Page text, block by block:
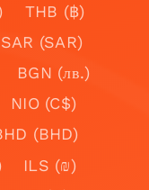
THB (฿)
SAR (SAR)
BGN (лв.)
NIO (C$)
(BHD)
ILS (₪)